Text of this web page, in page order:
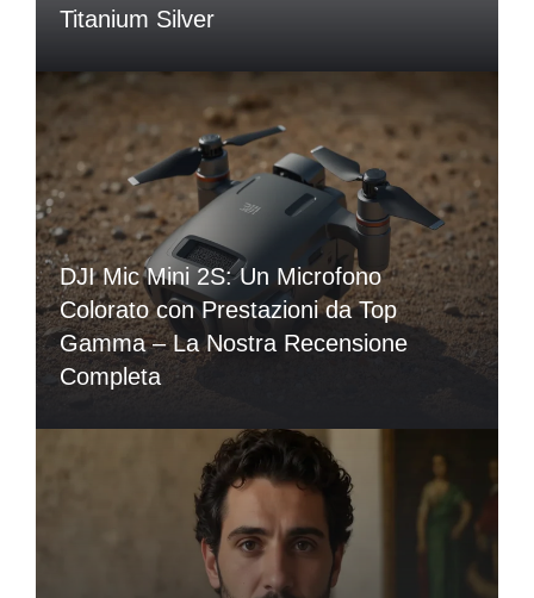
Titanium Silver
DJI Mic Mini 2S: Un Microfono
Colorato con Prestazioni da Top
Gamma – La Nostra Recensione
Completa